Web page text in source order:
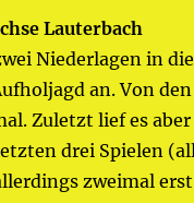
Lauterbach
Niederlagen in
an. Von
Zuletzt lief es
drei Spielen
zweimal